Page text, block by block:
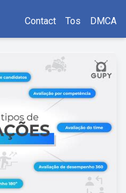
Contact Tos DMCA